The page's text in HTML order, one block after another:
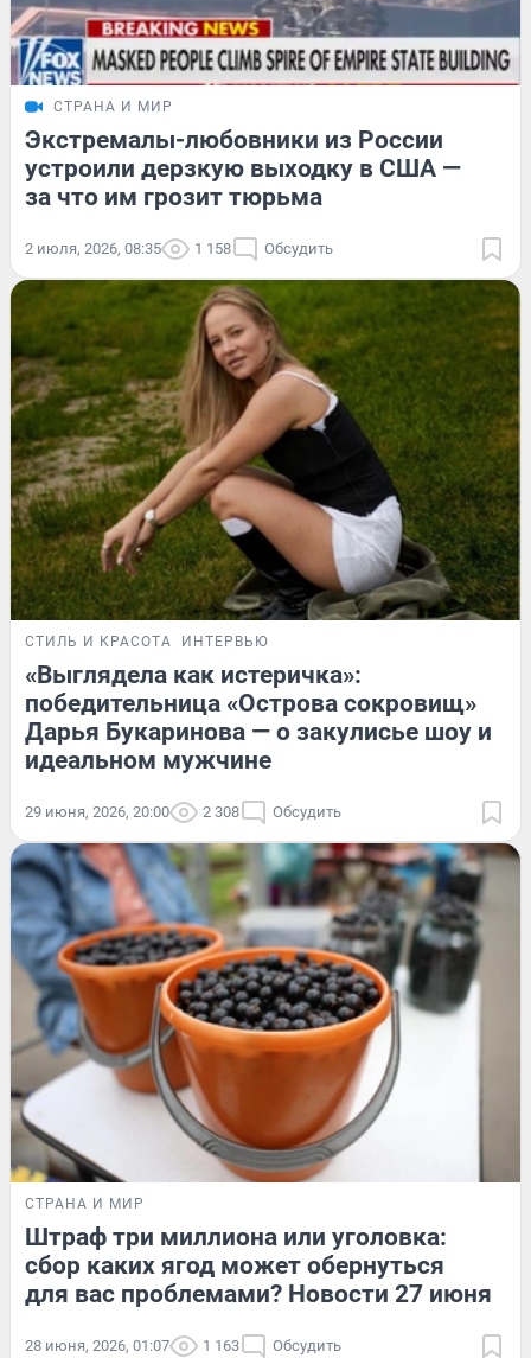
СТРАНА И МИР
Экстремалы-любовники из России
устроили дерзкую выходку в США —
за что им грозит тюрьма
2 июля, 2026, 08:35 1 158 Обсудить
СТИЛЬ И КРАСОТА ИНТЕРВЬЮ
«Выглядела как истеричка»:
победительница «Острова сокровищ»
Дарья Букаринова — о закулисье шоу и
идеальном мужчине
29 июня, 2026, 20:00 2 308 Обсудить
СТРАНА И МИР
Штраф три миллиона или уголовка:
сбор каких ягод может обернуться
для вас проблемами? Новости 27 июня
28 июня, 2026, 01:07 1 163 Обсудить